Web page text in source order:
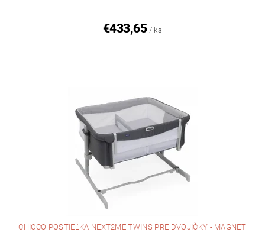
€433,65 / ks
CHICCO POSTIEĽKA NEXT2ME TWINS PRE DVOJIČKY - MAGNET